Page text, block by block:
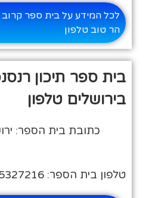
לכל המידע על בית ספר קרוב
הר טוב טלפון
בית ספר תיכון
בירושלים טלפון
כתובת בית הספר:
טלפון בית הספר: 02-5327216